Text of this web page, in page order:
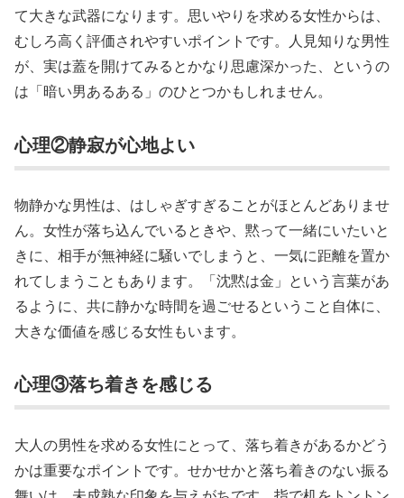
て大きな武器になります。思いやりを求める女性からは、
むしろ高く評価されやすいポイントです。人見知りな男性
が、実は蓋を開けてみるとかなり思慮深かった、というの
は「暗い男あるある」のひとつかもしれません。
心理②静寂が心地よい
物静かな男性は、はしゃぎすぎることがほとんどありませ
ん。女性が落ち込んでいるときや、黙って一緒にいたいと
きに、相手が無神経に騒いでしまうと、一気に距離を置か
れてしまうこともあります。「沈黙は金」という言葉があ
るように、共に静かな時間を過ごせるということ自体に、
大きな価値を感じる女性もいます。
心理③落ち着きを感じる
大人の男性を求める女性にとって、落ち着きがあるかどう
かは重要なポイントです。せかせかと落ち着きのない振る